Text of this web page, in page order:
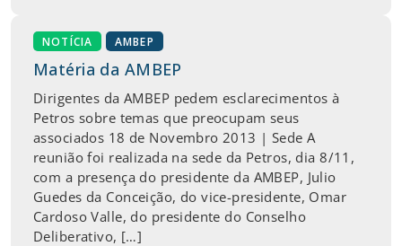
NOTÍCIA AMBEP
Matéria da AMBEP
Dirigentes da AMBEP pedem esclarecimentos à
Petros sobre temas que preocupam seus
associados 18 de Novembro 2013 | Sede A
reunião foi realizada na sede da Petros, dia 8/11,
com a presença do presidente da AMBEP, Julio
Guedes da Conceição, do vice-presidente, Omar
Cardoso Valle, do presidente do Conselho
Deliberativo, […]